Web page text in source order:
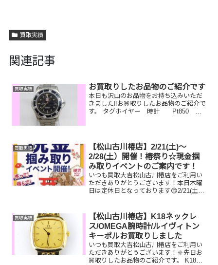
買取実績
関連記事
買取実績 お買取りしたお品物のご紹介です
本日も沢山のお品物をお持ち込みいただ
きました‼️お買取りしたお品物のご紹介で
す。 タグホイヤー 時計 Pt850 ネ
ので是非気軽に...
買取実績
【松山古川椿店】2/21(土)～
2/28(土）開催！椿祭り☆現金掴
み取りイベントのご案内です！
いつも買取大吉松山古川椿店をご利用い
ただきありがとうございます！本日木曜
日は定休日となっております😌2/21(土)
を開催中です！🥰11,500円以上ご成約の
お客...
買取実績
【松山古川椿店】K18ネックレ
ス/OMEGA腕時計/ルイヴィトン
キーポルお買取りしました
いつも買取大吉松山古川椿店をご利用い
ただきありがとうございます！🔆先日お
買取りしたお品物のご紹介です。 K18ネ